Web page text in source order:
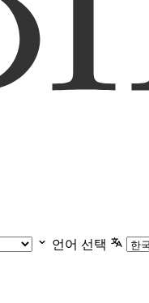
언어 선택